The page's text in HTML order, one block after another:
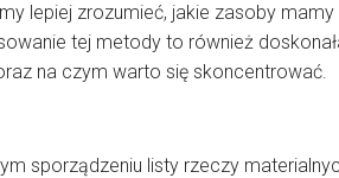
lepiej zrozumieć, jakie zasoby
tej metody to również
na czym warto się skoncentrować.
sporządzeniu listy rzeczy